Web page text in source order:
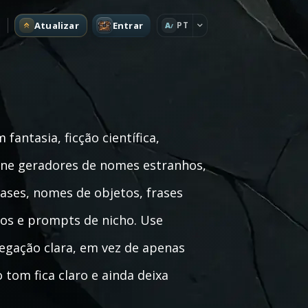
Atualizar Entrar A PT
fantasia, ficção científica,
geradores de nomes estranhos,
nomes de objetos, frases
e prompts de nicho. Use
clara, em vez de apenas
fica claro e ainda deixa